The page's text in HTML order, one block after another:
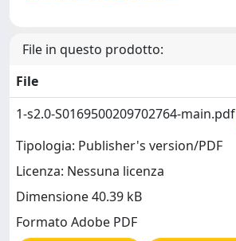
File in questo prodotto:
File
1-s2.0-S0169500209702764-main.pdf
Tipologia: Publisher's version/PDF
Licenza: Nessuna licenza
Dimensione 40.39 kB
Formato Adobe PDF